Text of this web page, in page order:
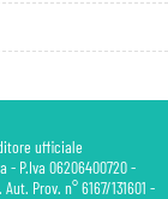
ufficiale
- P.Iva 06206400720 -
Prov. n° 6167/131601 -